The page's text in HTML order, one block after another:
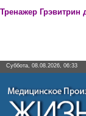
Тренажер Грэвитрин
Суббота, 08.08.2026, 06:33